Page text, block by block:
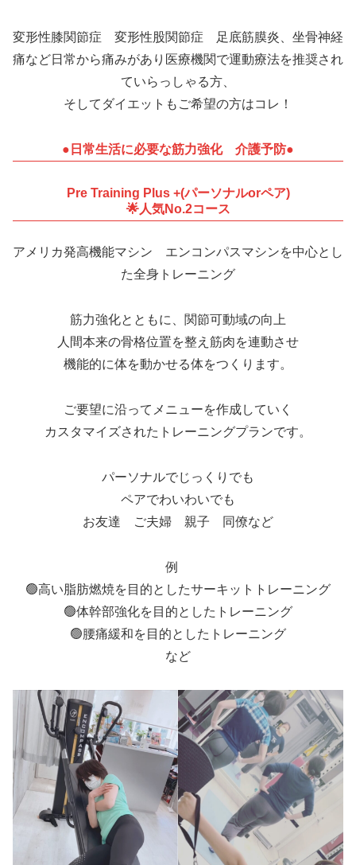
変形性膝関節症 変形性股関節症 足底筋膜炎、坐骨神経
痛など日常から痛みがあり医療機関で運動療法を推奨され
ていらっしゃる方、
そしてダイエットもご希望の方はコレ！
●日常生活に必要な筋力強化 介護予防●
Pre Training Plus +(パーソナルorペア)
🌟人気No.2コース
アメリカ発高機能マシン エンコンパスマシンを中心とし
た全身トレーニング
筋力強化とともに、関節可動域の向上
人間本来の骨格位置を整え筋肉を連動させ
機能的に体を動かせる体をつくります。
ご要望に沿ってメニューを作成していく
カスタマイズされたトレーニングプランです。
パーソナルでじっくりでも
ペアでわいわいでも
お友達 ご夫婦 親子 同僚など
例
🟢高い脂肪燃焼を目的としたサーキットトレーニング
🟢体幹部強化を目的としたトレーニング
🟢腰痛緩和を目的としたトレーニング
など